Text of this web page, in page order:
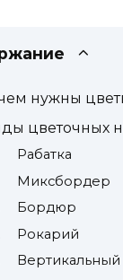
нужны
цветочных
Рабатка
Миксбордер
Бордюр
Рокарий
Вертикальный